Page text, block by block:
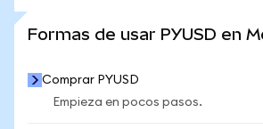
Formas de usar PYUSD en
Comprar PYUSD
Empieza en pocos pasos.